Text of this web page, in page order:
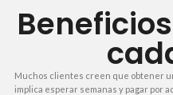
Muchos clientes creen que obtener
implica esperar semanas y pagar por